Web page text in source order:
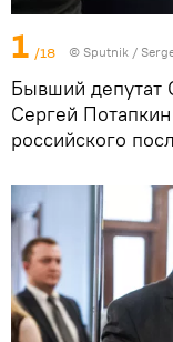
1 /18 © Sputnik /
Бывший депутат
Сергей
российского